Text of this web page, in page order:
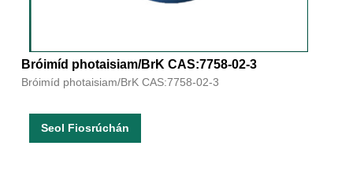
Bróimíd photaisiam/BrK CAS:7758-02-3
Bróimíd photaisiam/BrK CAS:7758-02-3
Seol Fiosrúchán